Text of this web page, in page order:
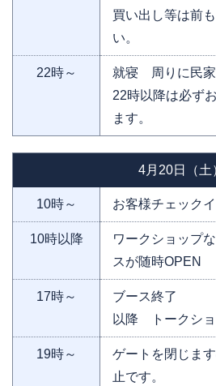
買い出し等は前
い。
22時～
就寝 周りに民家
22時以降は必ず
ます。
4月20日（土
10時～ お客様チェック
10時以降
ワークショップ
スが随時OPEN
17時～
ブース終了
以降 トークシ
19時～
ゲートを閉じま
止です。